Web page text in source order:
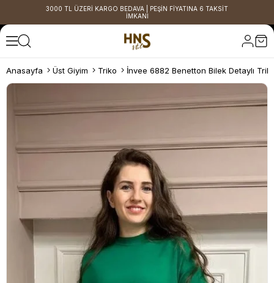
3000 TL ÜZERİ KARGO BEDAVA | PEŞİN FİYATINA 6 TAKSİT
İMKANI
Anasayfa Üst Giyim Triko İnvee 6882 Benetton Bilek Detaylı